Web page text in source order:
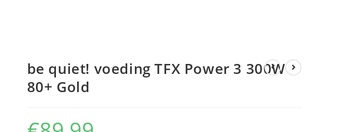
be quiet! voeding TFX Power 3 300W
80+ Gold